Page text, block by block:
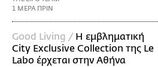
1 ΜΕΡΑ ΠΡΙΝ
Good Living / Η εμβληματική
City Exclusive Collection της Le
Labo έρχεται στην Αθήνα